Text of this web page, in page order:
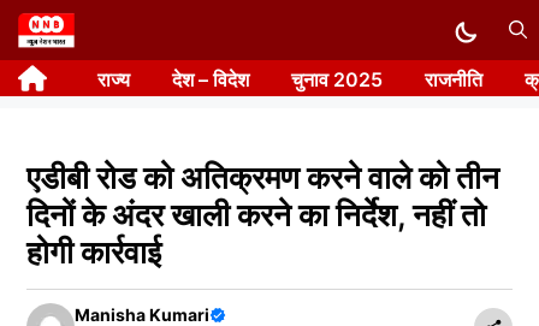
Skip
to
content राज्य देश – विदेश चुनाव 2025 राजनीति
एडीबी रोड को अतिक्रमण करने वाले को तीन
दिनों के अंदर खाली करने का निर्देश, नहीं तो
होगी कार्रवाई
Manisha Kumari